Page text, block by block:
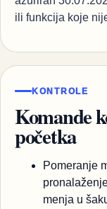
ili funkcija koje
KONTROLE
Komande
početka
Pomeranje
menja u